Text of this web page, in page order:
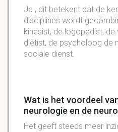
Ja , dit betekent dat de
disciplines wordt
kinesist, de logopedist, de
diëtist, de psycholoog de
sociale dienst.
Wat is het voordeel
neurologie en de
Het geeft steeds meer